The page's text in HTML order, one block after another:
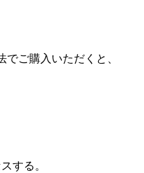
でご購入いただくと、
する。